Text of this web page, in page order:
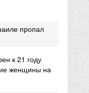
пропал
к 21 году
женщины на